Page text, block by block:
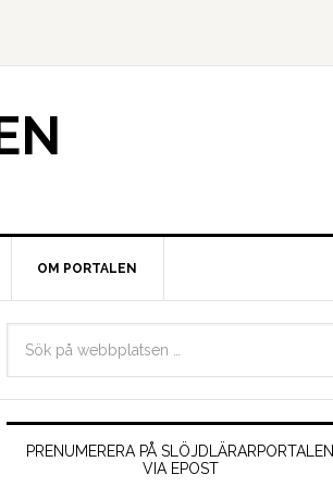
OM PORTALEN
PRENUMERERA PÅ SLÖJDLÄRARPORTALEN
VIA EPOST